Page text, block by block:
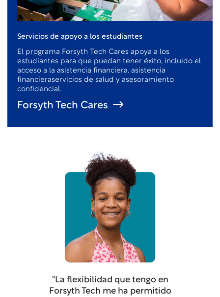
Servicios de apoyo a los estudiantes
El programa Forsyth Tech Cares apoya a los
estudiantes para que puedan tener éxito, incluido el
acceso a la asistencia financiera. asistencia
financieraservicios de salud y asesoramiento
confidencial.
Forsyth Tech Cares
"La flexibilidad que tengo en
Forsyth Tech me ha permitido